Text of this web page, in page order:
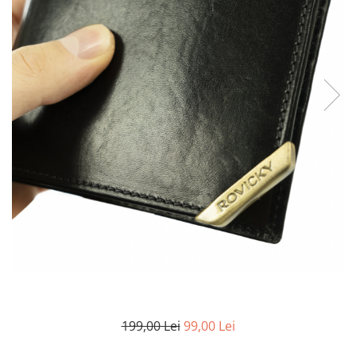
199,00 Lei 99,00 Lei